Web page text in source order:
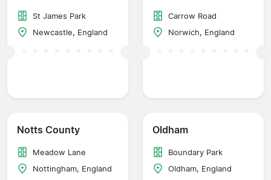
St James Park
Newcastle, England
Carrow Road
Norwich, England
Notts County
Meadow Lane
Nottingham, England
Oldham
Boundary Park
Oldham, England